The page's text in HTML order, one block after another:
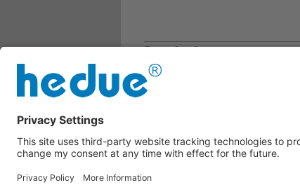
Downloads
A030_compliance_es.pdf